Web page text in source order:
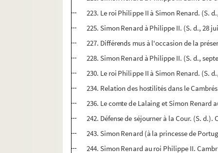
223. Le roi Philippe II à Simon Renard. (S.
225. Simon Renard à Philippe II. (S. d., 28
227. Différends mus à l'occasion de la
228. Simon Renard à Philippe II. (S. d.,
230. Le roi Philippe II à Simon Renard. (S.
234. Relation des hostilités dans le
236. Le comte de Lalaing et Simon Renard
242. Défense de séjourner à la Cour. (S. d.).
243. Simon Renard (à la princesse de
244. Simon Renard au roi Philippe II.